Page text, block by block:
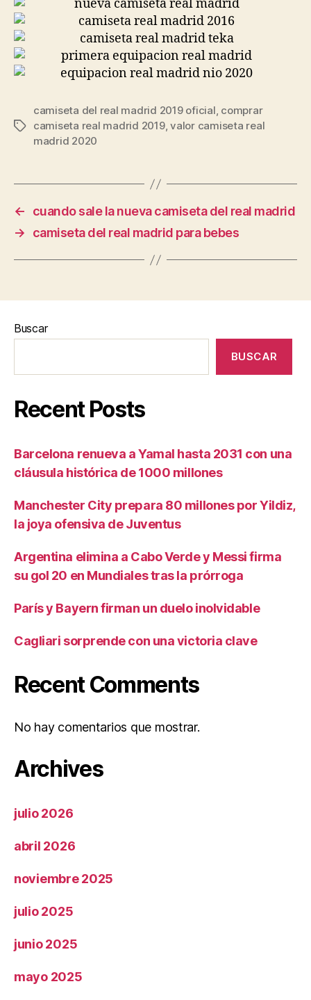
Etiquetas
camiseta del real madrid 2019 oficial, comprar
camiseta real madrid 2019,valor camiseta real
madrid 2020
←
cuando sale la nueva camiseta del real madrid
→
camiseta del real madrid para bebes
Buscar
BUSCAR
Recent Posts
Barcelona renueva a Yamal hasta 2031 con una
cláusula histórica de 1000 millones
Manchester City prepara 80 millones por Yildiz,
la joya ofensiva de Juventus
Argentina elimina a Cabo Verde y Messi firma
su gol 20 en Mundiales tras la prórroga
París y Bayern firman un duelo inolvidable
Cagliari sorprende con una victoria clave
Recent Comments
No hay comentarios que mostrar.
Archives
julio 2026
abril 2026
noviembre 2025
julio 2025
junio 2025
mayo 2025